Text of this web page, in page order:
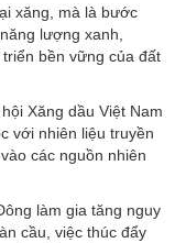
xăng, mà là bước
lượng xanh,
bền vững của đất
Xăng dầu Việt Nam
với nhiên liệu truyền
các nguồn nhiên
làm gia tăng nguy
cầu, việc thúc đẩy